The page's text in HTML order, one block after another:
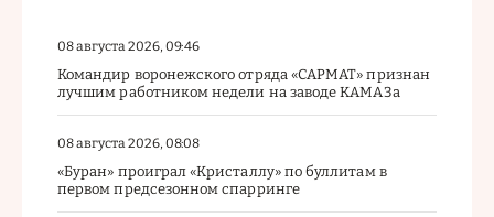
08 августа 2026, 09:46
Командир воронежского отряда «САРМАТ» признан
лучшим работником недели на заводе КАМАЗа
08 августа 2026, 08:08
«Буран» проиграл «Кристаллу» по буллитам в
первом предсезонном спарринге